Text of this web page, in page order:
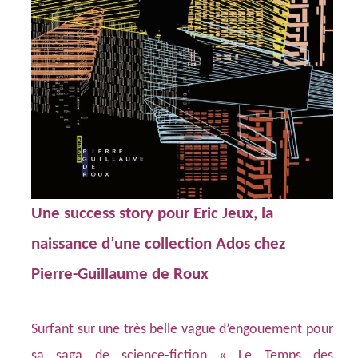
Une success story pour Eric Jeux, la
naissance d’une collection Ados chez
Pierre-Guillaume de Roux
Surfant sur une très belle vague d’engouement pour